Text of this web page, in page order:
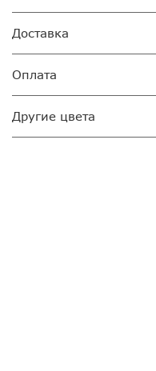
Доставка
Оплата
Другие цвета